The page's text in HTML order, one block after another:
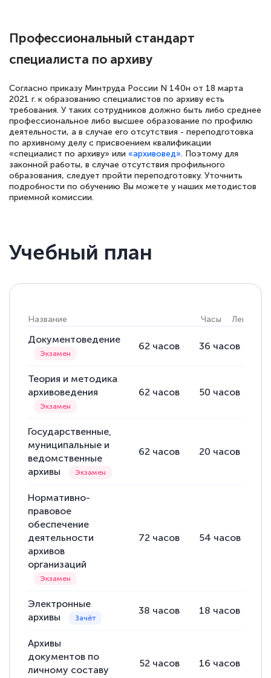
Профессиональный стандарт
специалиста по архиву
Согласно приказу Минтруда России N 140н от 18 марта
2021 г. к образованию специалистов по архиву есть
требования. У таких сотрудников должно быть либо среднее
профессиональное либо высшее образование по профилю
деятельности, а в случае его отсутствия - переподготовка
по архивному делу с присвоением квалификации
«специалист по архиву» или «архивовед». Поэтому для
законной работы, в случае отсутствия профильного
образования, следует пройти переподготовку. Уточнить
подробности по обучению Вы можете у наших методистов
приемной комиссии.
Учебный план
Название Часы Лекции
Документоведение
62 часов 36 часов
Теория и методика
архивоведения
62 часов 50 часов
Государственные,
муниципальные и
ведомственные
архивы
62 часов 20 часов
Нормативно-
правовое
обеспечение
деятельности
архивов
организаций
72 часов 54 часов
Электронные
архивы
38 часов 18 часов
Архивы
документов по
личному составу
52 часов 16 часов